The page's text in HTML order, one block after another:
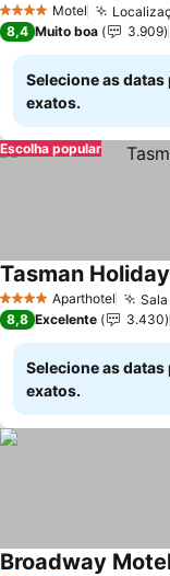
4 EstrelasMotel
8,4 Muito boa 3.909
Selecione as
exatos.
Escolha popular
4 EstrelasAparthotel
Tasman
8,8 Excelente 3.430
Selecione as
exatos.
Broadway